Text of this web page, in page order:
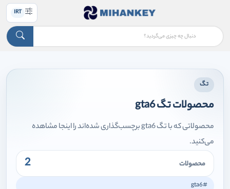
IRT
تگ
محصولات تگ gta6
محصولاتی که با تگ gta6 برچسب‌گذاری شده‌اند را اینجا مشاهده
می‌کنید.
محصولات 2
#gta6